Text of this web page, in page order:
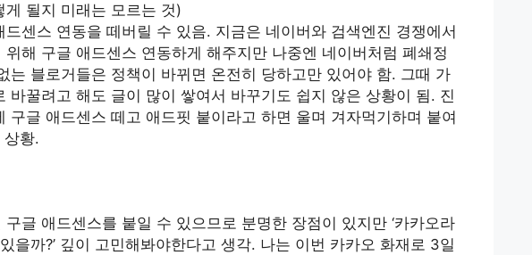
될지 미래는 모르는 것)
센스 연동을 떼버릴 수 있음. 지금은 네이버와 검색엔진 경쟁에서
해 구글 애드센스 연동하게 해주지만 나중엔 네이버처럼 폐쇄정
는 블로거들은 정책이 바뀌면 온전히 당하고만 있어야 함. 그때 가
바꿀려고 해도 글이 많이 쌓여서 바꾸기도 쉽지 않은 상황이 됨. 진
구글 애드센스 떼고 애드핏 붙이라고 하면 울며 겨자먹기하며 붙여
상황.
글 애드센스를 붙일 수 있으므로 분명한 장점이 있지만 ‘카카오라
을까?’ 깊이 고민해봐야한다고 생각. 나는 이번 카카오 화재로 3일